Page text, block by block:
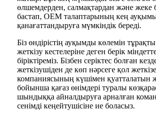
өлшемдерден, салмақтардан және жеке
бастап, OEM талаптарының кең
қанағаттандыруға мүмкіндік береді.
Біз өндірістің ауқымды көлемін
жеткізу кестелеріне деген берік
біріктіреміз. Бізбен серіктес болған
жеткізушіден де көп нәрсеге қол
компаниясының күшімен қуатталатын
бойынша қағаз өнімдері туралы
шындыққа айналдыруға арналған
сенімді кеңейтушісіне ие боласыз.